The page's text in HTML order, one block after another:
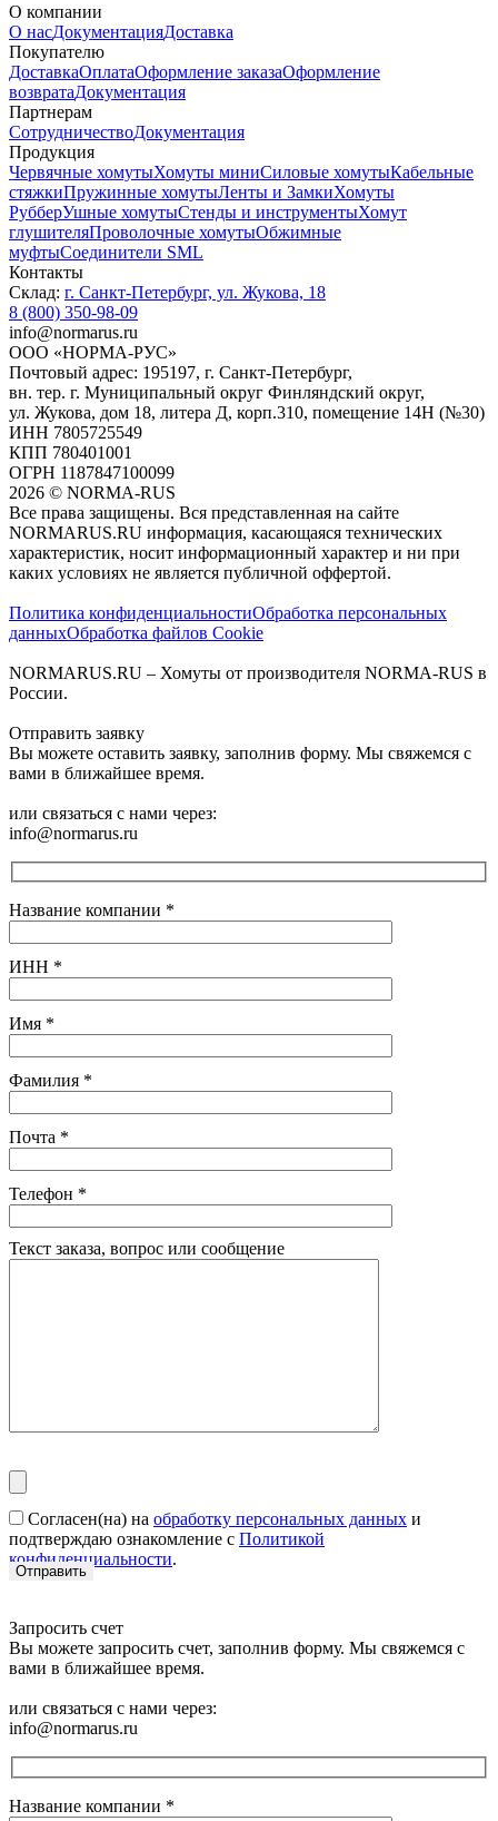
О компании
О насДокументацияДоставка
Покупателю
ДоставкаОплатаОформление заказаОформление
возвратаДокументация
Партнерам
СотрудничествоДокументация
Продукция
Червячные хомутыХомуты миниСиловые хомутыКабельные
стяжкиПружинные хомутыЛенты и ЗамкиХомуты
РубберУшные хомутыСтенды и инструментыХомут
глушителяПроволочные хомутыОбжимные
муфтыСоединители SML
Контакты
Склад: г. Санкт-Петербург, ул. Жукова, 18
8 (800) 350-98-09
info@normarus.ru
ООО «НОРМА-РУС»
Почтовый адрес: 195197, г. Санкт-Петербург,
вн. тер. г. Муниципальный округ Финляндский округ,
ул. Жукова, дом 18, литера Д, корп.310, помещение 14Н (№30)
ИНН 7805725549
КПП 780401001
ОГРН 1187847100099
2026 © NORMA-RUS
Все права защищены. Вся представленная на сайте
NORMARUS.RU информация, касающаяся технических
характеристик, носит информационный характер и ни при
каких условиях не является публичной оффертой.‍
Политика конфиденциальностиОбработка персональных
данныхОбработка файлов Cookie
NORMARUS.RU – Хомуты от производителя NORMA-RUS в
России.
Отправить заявку
Вы можете оставить заявку, заполнив форму. Мы свяжемся с
вами в ближайшее время.
или связаться с нами через:
info@normarus.ru
Название компании *
ИНН *
Имя *
Фамилия *
Почта *
Телефон *
Текст заказа, вопрос или сообщение
Согласен(на) на обработку персональных данных и
подтверждаю ознакомление с Политикой
конфиденциальности.
Запросить счет
Вы можете запросить счет, заполнив форму. Мы свяжемся с
вами в ближайшее время.
или связаться с нами через:
info@normarus.ru
Название компании *